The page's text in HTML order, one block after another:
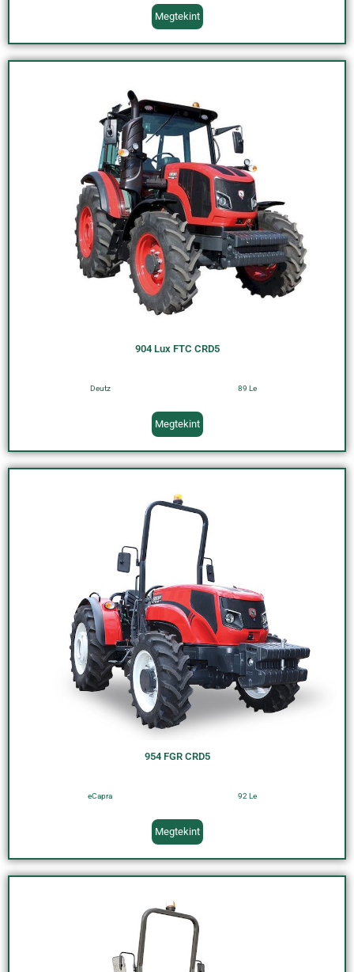
Megtekint
904 Lux FTC CRD5
Deutz 89 Le
Megtekint
954 FGR CRD5
eCapra 92 Le
Megtekint